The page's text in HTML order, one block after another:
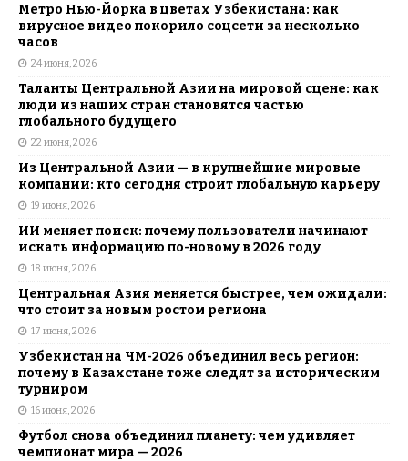
Метро Нью-Йорка в цветах Узбекистана: как
вирусное видео покорило соцсети за несколько
часов
24 июня, 2026
Таланты Центральной Азии на мировой сцене: как
люди из наших стран становятся частью
глобального будущего
22 июня, 2026
Из Центральной Азии — в крупнейшие мировые
компании: кто сегодня строит глобальную карьеру
19 июня, 2026
ИИ меняет поиск: почему пользователи начинают
искать информацию по-новому в 2026 году
18 июня, 2026
Центральная Азия меняется быстрее, чем ожидали:
что стоит за новым ростом региона
17 июня, 2026
Узбекистан на ЧМ-2026 объединил весь регион:
почему в Казахстане тоже следят за историческим
турниром
16 июня, 2026
Футбол снова объединил планету: чем удивляет
чемпионат мира — 2026